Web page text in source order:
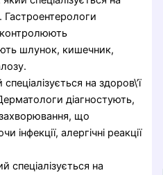
Гастроентерологи
контролюють
шлунок, кишечник,
на здоров\’ї
діагностують,
що
алергічні реакції
спеціалізується на